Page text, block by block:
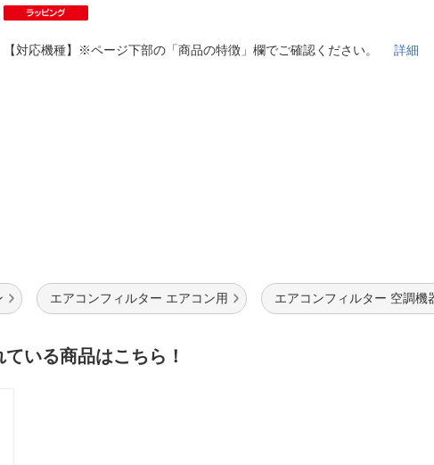
【対応機種】※ページ下部の「商品の特徴」欄でご確認ください。詳細
エアコンフィルター エアコン用 エアコンフィルター 空調機
いる商品はこちら！